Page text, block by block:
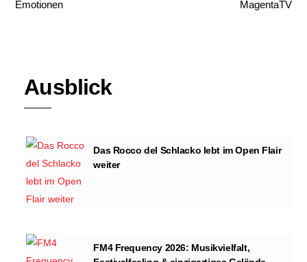
Emotionen MagentaTV
Ausblick
Das Rocco del Schlacko lebt im Open Flair
weiter
FM4 Frequency 2026: Musikvielfalt,